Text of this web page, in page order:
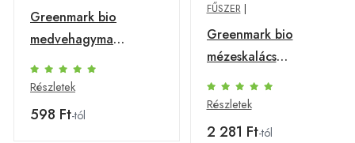
Greenmark bio
medvehagyma
morzsolt 10 g
Részletek
598 Ft-tól
FŰSZER|
Greenmark bio
mézeskalács
fűszerkeverék 50 g
Részletek
2 281 Ft-tól